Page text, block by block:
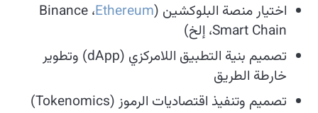
اختيار منصة البلوكشين (Ethereum ، Binance
Smart Chain، إلخ)
تصميم بنية التطبيق اللامركزي (dApp) وتطوير
خارطة الطريق
تصميم وتنفيذ اقتصاديات الرموز (Tokenomics)